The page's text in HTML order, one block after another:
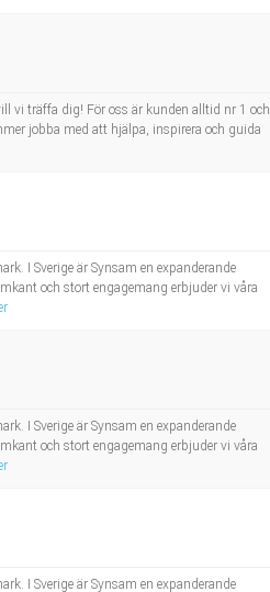
vi träffa dig! För oss är kunden alltid nr 1 och
jobba med att hjälpa, inspirera och guida
I Sverige är Synsam en expanderande
och stort engagemang erbjuder vi våra
I Sverige är Synsam en expanderande
och stort engagemang erbjuder vi våra
I Sverige är Synsam en expanderande